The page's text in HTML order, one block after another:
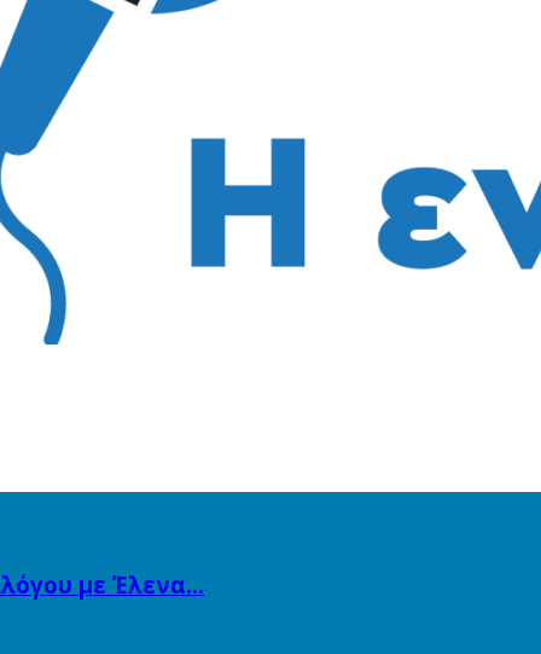
με Έλενα…